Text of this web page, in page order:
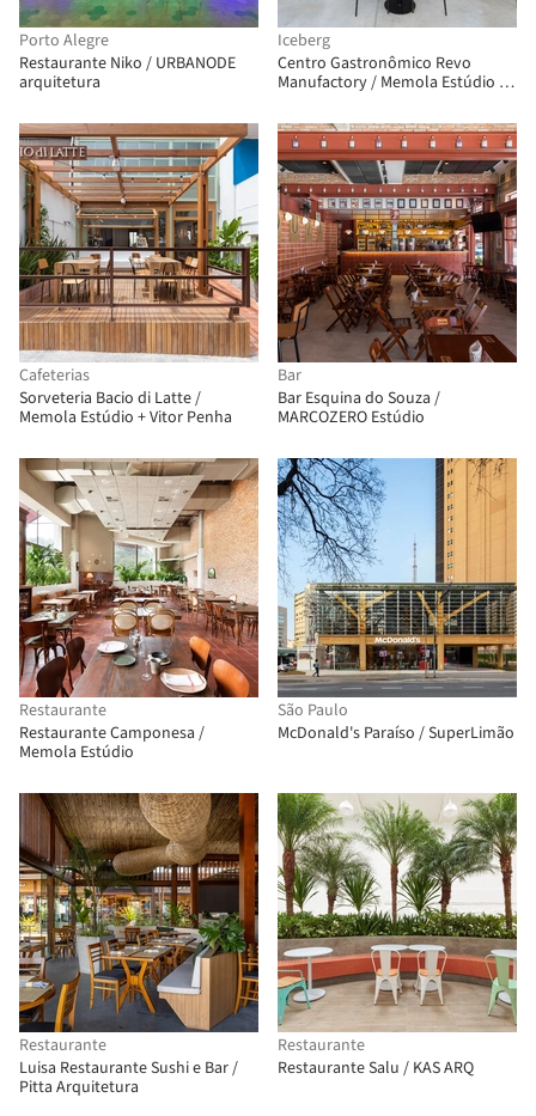
Porto Alegre
Restaurante Niko / URBANODE
arquitetura
Iceberg
Centro Gastronômico Revo
Manufactory / Memola Estúdio +
Cafeterias
Sorveteria Bacio di Latte /
Memola Estúdio + Vitor Penha
Bar
Bar Esquina do Souza /
MARCOZERO Estúdio
Restaurante
Restaurante Camponesa /
Memola Estúdio
São Paulo
McDonald's Paraíso / SuperLimão
Restaurante
Luisa Restaurante Sushi e Bar /
Pitta Arquitetura
Restaurante
Restaurante Salu / KAS ARQ